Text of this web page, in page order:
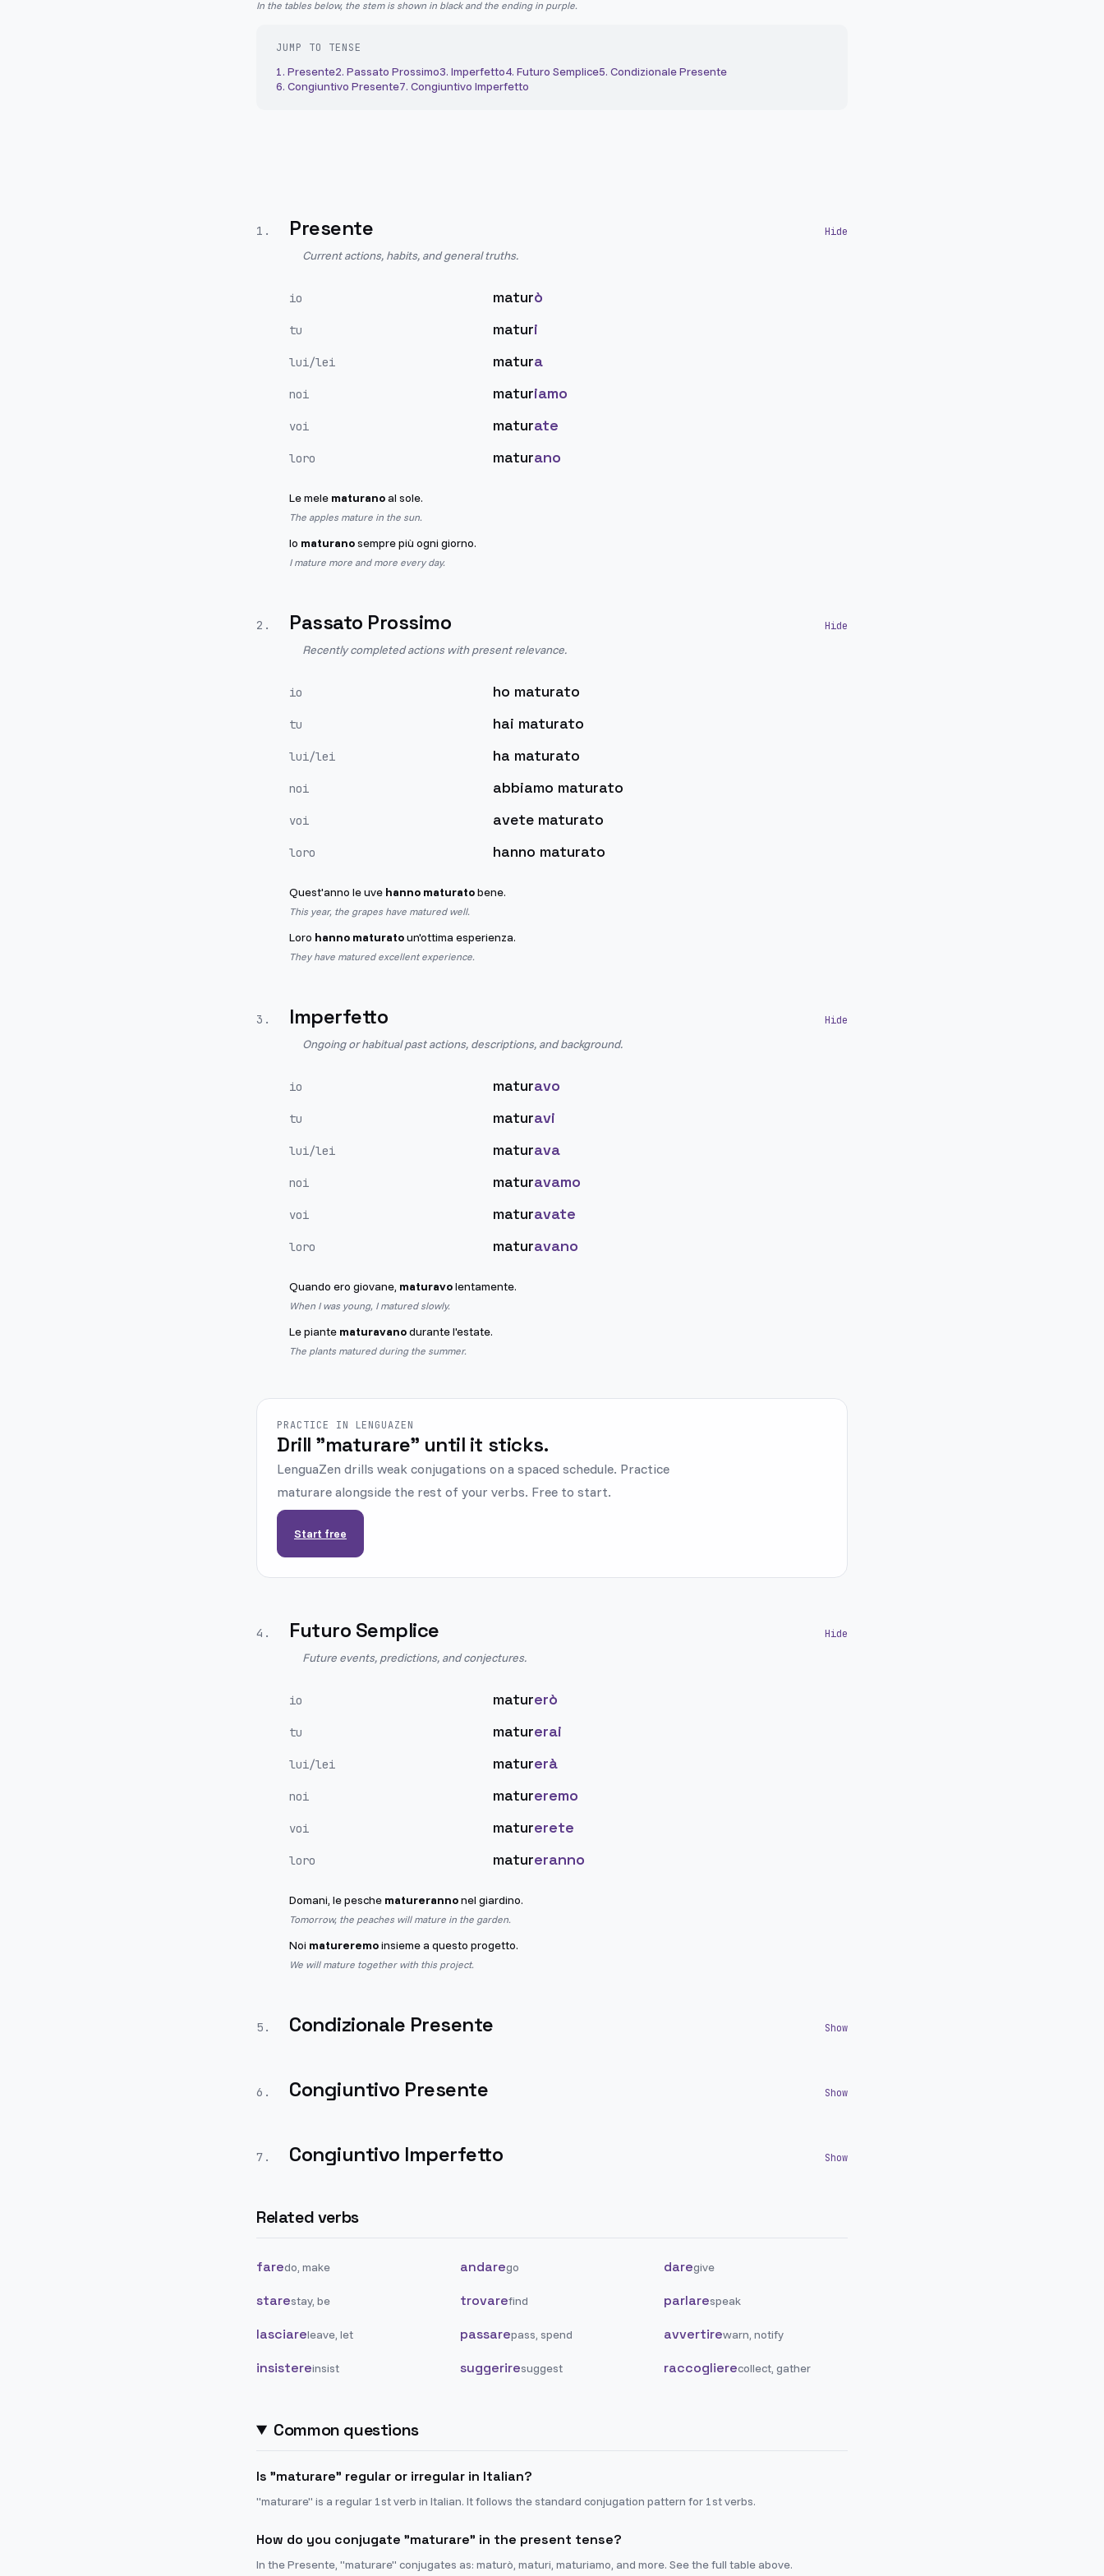
In the tables below, the stem is shown in black and the ending in purple.
JUMP TO TENSE
1. Presente2. Passato Prossimo3. Imperfetto4. Futuro Semplice5. Condizionale Presente
6. Congiuntivo Presente7. Congiuntivo Imperfetto
1 . Presente
Current actions, habits, and general truths.
io maturò
tu maturi
lui/lei matura
noi maturiamo
voi maturate
loro maturano
Le mele maturanoal sole.
The apples mature in the sun.
Io maturanosempre più ogni giorno.
I mature more and more every day.
2 . Passato Prossimo
Recently completed actions with present relevance.
io ho maturato
tu hai maturato
lui/lei ha maturato
noi abbiamo maturato
voi avete maturato
loro hanno maturato
Quest'anno le uve hanno maturatobene.
This year, the grapes have matured well.
Loro hanno maturatoun'ottima esperienza.
They have matured excellent experience.
3 . Imperfetto
Ongoing or habitual past actions, descriptions, and background.
io maturavo
tu maturavi
lui/lei maturava
noi maturavamo
voi maturavate
loro maturavano
Quando ero giovane, maturavolentamente.
When I was young, I matured slowly.
Le piante maturavanodurante l'estate.
The plants matured during the summer.
PRACTICE IN LENGUAZEN
Drill "maturare" until it sticks.
LenguaZen drills weak conjugations on a spaced schedule. Practice
maturare alongside the rest of your verbs. Free to start.
Start free
4 . Futuro Semplice
Future events, predictions, and conjectures.
io maturerò
tu maturerai
lui/lei maturerà
noi matureremo
voi maturerete
loro matureranno
Domani, le pesche maturerannonel giardino.
Tomorrow, the peaches will mature in the garden.
Noi matureremoinsieme a questo progetto.
We will mature together with this project.
5 . Condizionale Presente
6 . Congiuntivo Presente
7 . Congiuntivo Imperfetto
Related verbs
faredo, make andarego daregive
starestay, be trovarefind parlarespeak
lasciareleave, let passarepass, spend avvertirewarn, notify
insistereinsist suggeriresuggest raccoglierecollect, gather
Common questions
Is "maturare" regular or irregular in Italian?
"maturare" is a regular 1st verb in Italian. It follows the standard conjugation pattern for 1st verbs.
How do you conjugate "maturare" in the present tense?
In the Presente, "maturare" conjugates as: maturò, maturi, maturiamo, and more. See the full table above.